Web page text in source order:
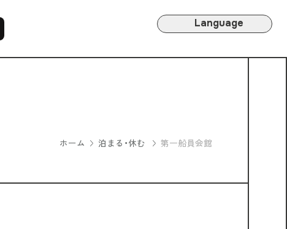
Language
ホーム 泊まる・休む 第一船員会館